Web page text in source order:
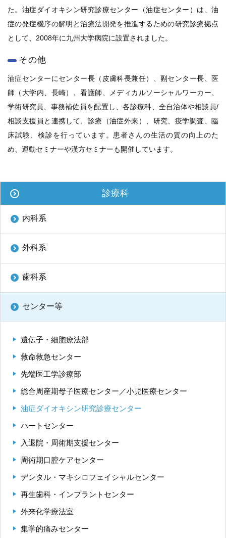
TEL.092-641-1151 （代表）
TEL.092-642-5163（時間外受付）
初 診／8：30～11：00
再 診／8：15～17：00（自動再来受付機）
8：20～17：00（窓口受付）
休診日／土・日・祝日、年末年始
病院案内図
フロアマップ
九州大学大学院 医学研究院
生体防御医学研究所
九州大学
た。油症ダイオキシン研究診療センター（油症センター）は、油
症の発症機序の解明と治療法開発を推進するための研究診療拠点
として、2008年に九州大学病院に設置されました。
その他
油症センターにセンター長（皮膚科長兼任）、副センター長、医
師（大学内、長崎）、看護師、メディカルソーシャルワーカー、
学術研究員、事務補佐員を配置し、各診療科、全自治体や相談員/
相談支援員と連携して、診療（油症外来）、研究、疫学調査、臨
床試験、検診を行っています。患者さんの生活の質の向上のた
め、運動セミナーや漢方セミナーも開催しています。
診療科
内科系
外科系
歯科系
センター等
遺伝子・細胞療法部
救命救急センター
先端医工学診療部
総合周産期母子医療センター／小児医療センター
油症ダイオキシン研究診療センター
ハートセンター
入退院・周術期支援センター
周術期口腔ケアセンター
デンタル・マキシロフェイシャルセンター
再生歯科・インプラントセンター
外来化学療法室
集学的痛みセンター